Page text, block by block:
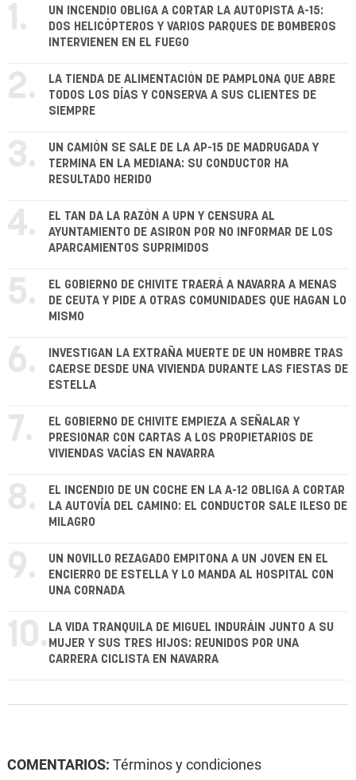
1.
UN INCENDIO OBLIGA A CORTAR LA AUTOPISTA A-15:
DOS HELICÓPTEROS Y VARIOS PARQUES DE BOMBEROS
INTERVIENEN EN EL FUEGO
2.
LA TIENDA DE ALIMENTACIÓN DE PAMPLONA QUE ABRE
TODOS LOS DÍAS Y CONSERVA A SUS CLIENTES DE
SIEMPRE
3.
UN CAMIÓN SE SALE DE LA AP-15 DE MADRUGADA Y
TERMINA EN LA MEDIANA: SU CONDUCTOR HA
RESULTADO HERIDO
4.
EL TAN DA LA RAZÓN A UPN Y CENSURA AL
AYUNTAMIENTO DE ASIRON POR NO INFORMAR DE LOS
APARCAMIENTOS SUPRIMIDOS
5.
EL GOBIERNO DE CHIVITE TRAERÁ A NAVARRA A MENAS
DE CEUTA Y PIDE A OTRAS COMUNIDADES QUE HAGAN LO
MISMO
6.
INVESTIGAN LA EXTRAÑA MUERTE DE UN HOMBRE TRAS
CAERSE DESDE UNA VIVIENDA DURANTE LAS FIESTAS DE
ESTELLA
7.
EL GOBIERNO DE CHIVITE EMPIEZA A SEÑALAR Y
PRESIONAR CON CARTAS A LOS PROPIETARIOS DE
VIVIENDAS VACÍAS EN NAVARRA
8.
EL INCENDIO DE UN COCHE EN LA A-12 OBLIGA A CORTAR
LA AUTOVÍA DEL CAMINO: EL CONDUCTOR SALE ILESO DE
MILAGRO
9.
UN NOVILLO REZAGADO EMPITONA A UN JOVEN EN EL
ENCIERRO DE ESTELLA Y LO MANDA AL HOSPITAL CON
UNA CORNADA
10. LA VIDA TRANQUILA DE MIGUEL INDURÁIN JUNTO A SU
MUJER Y SUS TRES HIJOS: REUNIDOS POR UNA
CARRERA CICLISTA EN NAVARRA
COMENTARIOS: Términos y condiciones